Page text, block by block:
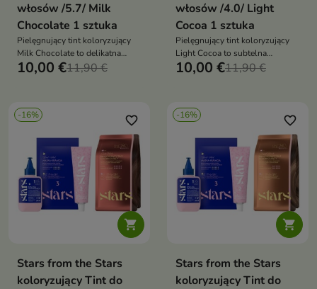
włosów /5.7/ Milk
Chocolate 1 sztuka
Pielęgnujący tint koloryzujący
Milk Chocolate to delikatna
koloryzacja, która podkreśla
10,00 €11,90 €
włosów /4.0/ Light
Cocoa 1 sztuka
Pielęgnujący tint koloryzujący
Light Cocoa to subtelna
koloryzacja, która rozświetla
10,00 €11,90 €
-16%

favorite_border
Stars from the Stars
koloryzujący Tint do
-16%

favorite_border
Stars from the Stars
koloryzujący Tint do